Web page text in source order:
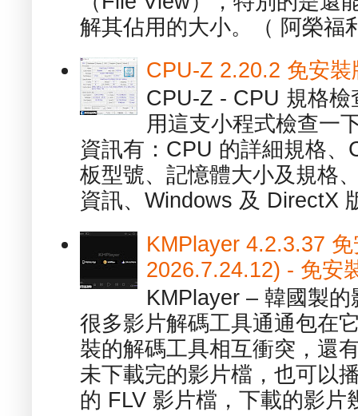
解其佔用的大小。（ 阿榮福
CPU-Z 2.20.2 免安
CPU-Z - CPU 規格
用這支小程式檢查一
資訊有：CPU 的詳細規格
板型號、記憶體大小及規格
資訊、Windows 及 DirectX
KMPlayer 4.2.3.37
2026.7.24.12) - 免安
KMPlayer – 韓國製
很多影片解碼工具通通包在
裝的解碼工具相互衝突，還
未下載完的影片檔，也可以
的 FLV 影片檔，下載的影片